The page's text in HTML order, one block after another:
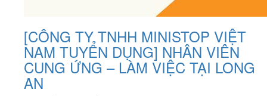
[CÔNG TY TNHH MINISTOP VIỆT
NAM TUYỂN DỤNG] NHÂN VIÊN
CUNG ỨNG – LÀM VIỆC TẠI LONG
AN